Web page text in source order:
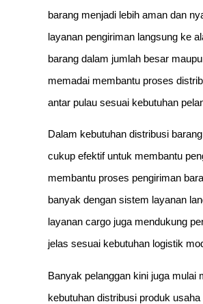
barang menjadi lebih aman dan
layanan pengiriman langsung ke
barang dalam jumlah besar
memadai membantu proses
antar pulau sesuai kebutuhan
Dalam kebutuhan distribusi
cukup efektif untuk membantu
membantu proses pengiriman
banyak dengan sistem layanan
layanan cargo juga mendukung
jelas sesuai kebutuhan logistik
Banyak pelanggan kini juga mulai
kebutuhan distribusi produk